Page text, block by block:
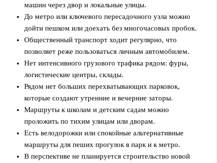
машин через двор и локальные улицы.
До метро или ключевого пересадочного узла можно
дойти пешком или доехать без многочасовых пробок.
Общественный транспорт ходит регулярно, что
позволяет реже пользоваться личным автомобилем.
Нет интенсивного грузового трафика рядом: фуры,
логистические центры, склады.
Рядом нет больших перехватывающих парковок,
которые создают утренние и вечерние заторы.
Маршруты к школам и детским садам можно
проложить по тихим улицам или дворам.
Есть велодорожки или спокойные альтернативные
маршруты для пеших прогулок в парк и к метро.
В перспективе не планируется строительство новой